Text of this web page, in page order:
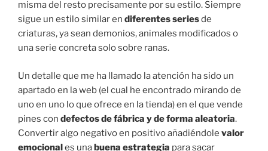
misma del resto precisamente por su estilo. Siempre
sigue un estilo similar en diferentes seriesde
criaturas, ya sean demonios, animales modificados o
una serie concreta solo sobre ranas.
Un detalle que me ha llamado la atención ha sido un
apartado en la web (el cual he encontrado mirando de
uno en uno lo que ofrece en la tienda) en el que vende
pines con defectos de fábrica y de forma aleatoria.
Convertir algo negativo en positivo añadiéndole valor
emocionales unabuena estrategia para sacar